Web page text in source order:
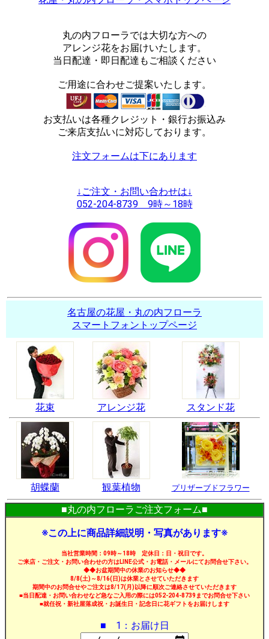
丸の内フローラでは大切な方への
アレンジ花をお届けいたします。
当日配達・即日配達もご相談ください
ご用途に合わせご提案いたします。
お支払いは各種クレジット・銀行お振込み
ご来店支払いに対応しております。
注文フォームは下にあります
↓ご注文・お問い合わせは↓
052-204-8739 9時～18時
名古屋の花屋・丸の内フローラ
スマートフォントップページ
花束 アレンジ花 スタンド花
胡蝶蘭 観葉植物 プリザーブドフラワー
■丸の内フローラご注文フォーム■
※この上に商品詳細説明・写真があります※
当社営業時間：09時～18時 定休日：日・祝日です。
ご来店・ご注文・お問い合わせの方はLINE公式・お電話・メールにてお問合せ下さい。
◆◆お盆期間中の休業のお知らせ◆◆
8/8(土)～8/16(日)は休業とさせていただきます
期間中のお問合せやご注文は8/17(月)以降に順次ご連絡させていただきます
■当日配達・お問い合わせなど急なご入用の際には052-204-8739までお問合せ下さい
■就任祝・新社屋落成祝・お誕生日・記念日に花ギフトをお届けします
■ 1：お届け日